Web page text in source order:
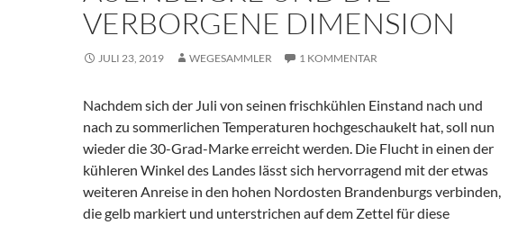
VERBORGENE DIMENSION
JULI 23, 2019 WEGESAMMLER 1 KOMMENTAR
Nachdem sich der Juli von seinen frischkühlen Einstand nach und
nach zu sommerlichen Temperaturen hochgeschaukelt hat, soll nun
wieder die 30-Grad-Marke erreicht werden. Die Flucht in einen der
kühleren Winkel des Landes lässt sich hervorragend mit der etwas
weiteren Anreise in den hohen Nordosten Brandenburgs verbinden,
die gelb markiert und unterstrichen auf dem Zettel für diese